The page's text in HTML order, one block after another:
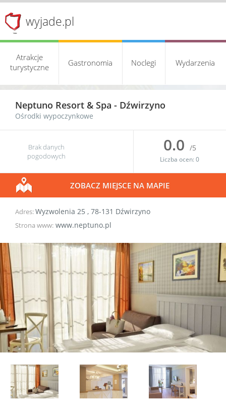
wyjade.pl
Atrakcje
turystyczne
Gastronomia Noclegi Wydarzenia
Neptuno Resort & Spa - Dźwirzyno
Ośrodki wypoczynkowe
Brak danych
pogodowych
0.0 /5
Liczba ocen:0
ZOBACZ MIEJSCE NA MAPIE
Adres:Wyzwolenia 25 , 78-131 Dźwirzyno
Strona www: www.neptuno.pl